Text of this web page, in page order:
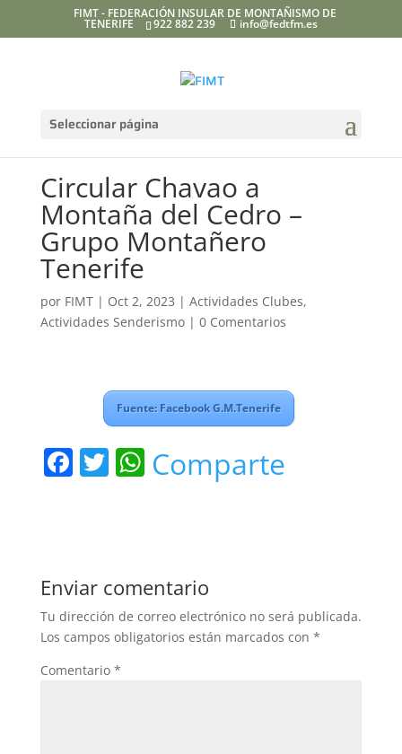
FIMT - FEDERACIÓN INSULAR DE MONTAÑISMO DE
TENERIFE 922 882 239 info@fedtfm.es
Seleccionar página
Circular Chavao a
Montaña del Cedro –
Grupo Montañero
Tenerife
por FIMT| Oct 2, 2023 | Actividades Clubes,
Actividades Senderismo| 0 Comentarios
Fuente: Facebook G.M.Tenerife
F
b
o
o
k
T W
A
p
p
Comparte
Enviar comentario
Tu dirección de correo electrónico no será publicada.
Los campos obligatorios están marcados con *
Comentario *